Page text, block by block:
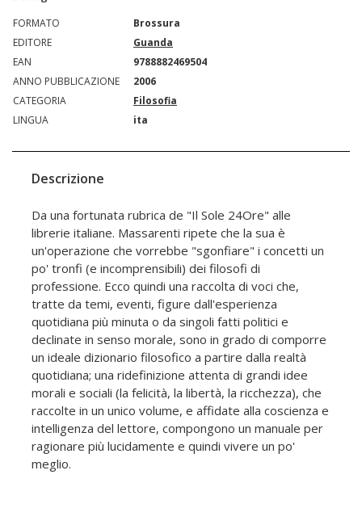
FORMATO
Brossura
EDITORE
Guanda
EAN
9788882469504
ANNO PUBBLICAZIONE
2006
CATEGORIA
Filosofia
LINGUA
ita
Descrizione
Da una fortunata rubrica de "Il Sole 24Ore" alle
librerie italiane. Massarenti ripete che la sua è
un'operazione che vorrebbe "sgonfiare" i concetti un
po' tronfi (e incomprensibili) dei filosofi di
professione. Ecco quindi una raccolta di voci che,
tratte da temi, eventi, figure dall'esperienza
quotidiana più minuta o da singoli fatti politici e
declinate in senso morale, sono in grado di comporre
un ideale dizionario filosofico a partire dalla realtà
quotidiana; una ridefinizione attenta di grandi idee
morali e sociali (la felicità, la libertà, la ricchezza), che
raccolte in un unico volume, e affidate alla coscienza e
intelligenza del lettore, compongono un manuale per
ragionare più lucidamente e quindi vivere un po'
meglio.